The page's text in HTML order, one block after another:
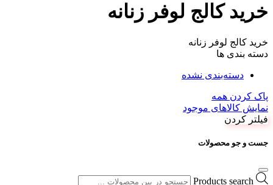
خرید کالج لوفر زنانه
خرید کالج لوفر زنانه
دسته بندی ها
دسته‌بندی نشده
پاک کردن همه
نمایش کالاهای موجود
فیلتر کردن
جست و جو محصولات
Products search